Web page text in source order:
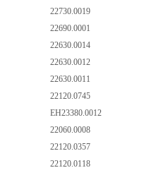
22730.0019
22690.0001
22630.0014
22630.0012
22630.0011
22120.0745
EH23380.0012
22060.0008
22120.0357
22120.0118